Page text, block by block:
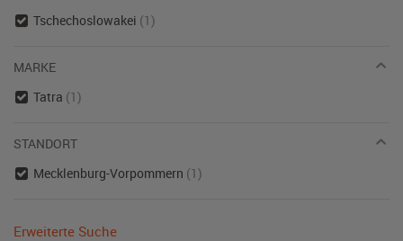
Tschechoslowakei (1)
MARKE
Tatra (1)
STANDORT
Mecklenburg-Vorpommern (1)
Erweiterte Suche